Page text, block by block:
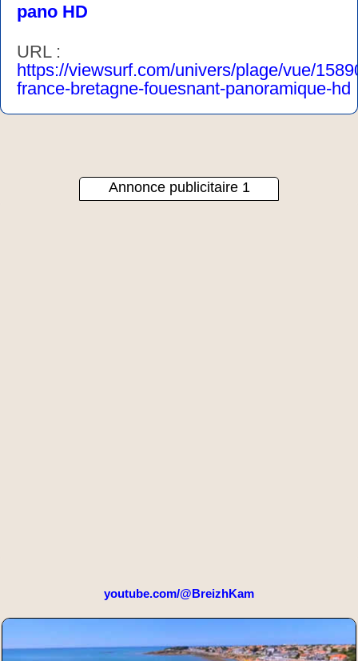
pano HD
URL :
https://viewsurf.com/univers/plage/vue/
france-bretagne-fouesnant-panoramique-hd
Annonce publicitaire 1
youtube.com/@BreizhKam